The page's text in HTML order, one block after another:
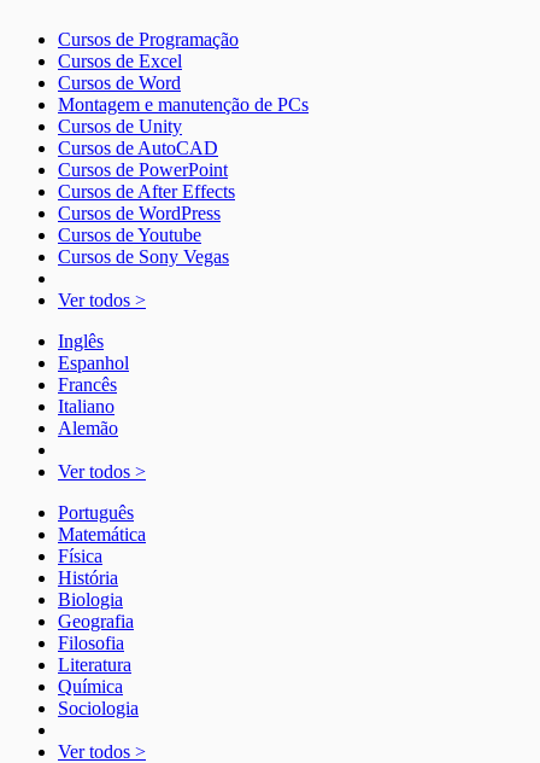
Cursos de Programação
Cursos de Excel
Cursos de Word
Montagem e manutenção de PCs
Cursos de Unity
Cursos de AutoCAD
Cursos de PowerPoint
Cursos de After Effects
Cursos de WordPress
Cursos de Youtube
Cursos de Sony Vegas
Ver todos >
Inglês
Espanhol
Francês
Italiano
Alemão
Ver todos >
Português
Matemática
Física
História
Biologia
Geografia
Filosofia
Literatura
Química
Sociologia
Ver todos >